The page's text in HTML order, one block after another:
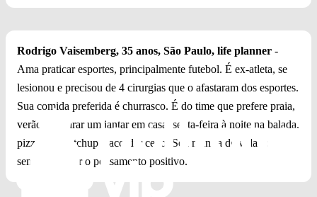
Rodrigo Vaisemberg, 35 anos, São Paulo, life planner -
Ama praticar esportes, principalmente futebol. É ex-atleta, se
lesionou e precisou de 4 cirurgias que o afastaram dos esportes.
Sua comida preferida é churrasco. É do time que prefere praia,
verão, preparar um jantar em casa, sexta-feira à noite na balada,
pizza sem catchup e acordar cedo. Seu mantra de vida é:
sempre manter o pensamento positivo.